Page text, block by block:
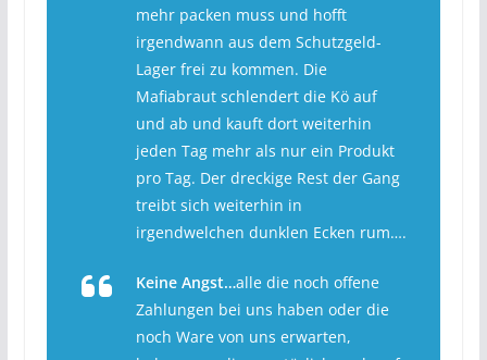
mehr packen muss und hofft
irgendwann aus dem Schutzgeld-
Lager frei zu kommen. Die
Mafiabraut schlendert die Kö auf
und ab und kauft dort weiterhin
jeden Tag mehr als nur ein Produkt
pro Tag. Der dreckige Rest der Gang
treibt sich weiterhin in
irgendwelchen dunklen Ecken rum….
Keine Angst…alle die noch offene
Zahlungen bei uns haben oder die
noch Ware von uns erwarten,